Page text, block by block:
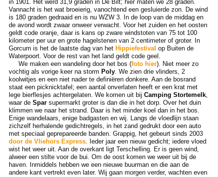
in 1901. Het werd 31,9 graden in De Bilt; hier maten we 28 graden.
Vannacht is het wat broeierig, vanochtend een gesluierde zon. De wind
is 180 graden gedraaid en is nu WZW 3. In de loop van de middag en
de avond wordt zwaar onweer verwacht. Voor het zuiden en het oosten
geldt code oranje, daar is kans op zware windstoten van 75 tot 100
kilometer per uur en grote hagelstenen van 2 centimeter of groter. In
Gorcum is het de laatste dag van het Hippiefestival op Buiten de
Waterpoort. Voor de rest van het land geldt code geel.
We maken een wandeling door het bos (foto hier). Niet meer zo
vochtig als vorige keer na storm Poly. We zien drie vlinders, 2
koolwitjes en een niet nader te definiëren donkere. Aan de bosrand
staat een picknicktafel; een aantal onverlaten heeft er een krat met
lege bierflesjes achtergelaten. We komen uit bij Camping Stortemelk,
waar de Sparsupermarkt groter is dan die in het dorp. Over het duin
klimmen we naar het strand. Daar is het minder koel dan in het bos.
Enige wandelaars, enige badgasten en wij. Langs de vloedlijn staan
zichzelf herhalende gedichtregels, in het zand gedrukt door een auto
met speciaal geprepareerde banden. Grappig, het gebeurt sinds 2003
door de Vliehors Express. Ieder jaar een nieuw gedicht; iedere vloed
wist het weer uit. Aan de overkant ligt Terschelling. Er is geen wind,
alweer een stilte voor de bui. Om de oost komen we weer uit bij de
haven. Inmiddels hebben we een nieuwe buurman en die aan de
andere kant vertrekt even later. Wij gaan morgen verder, wachten even